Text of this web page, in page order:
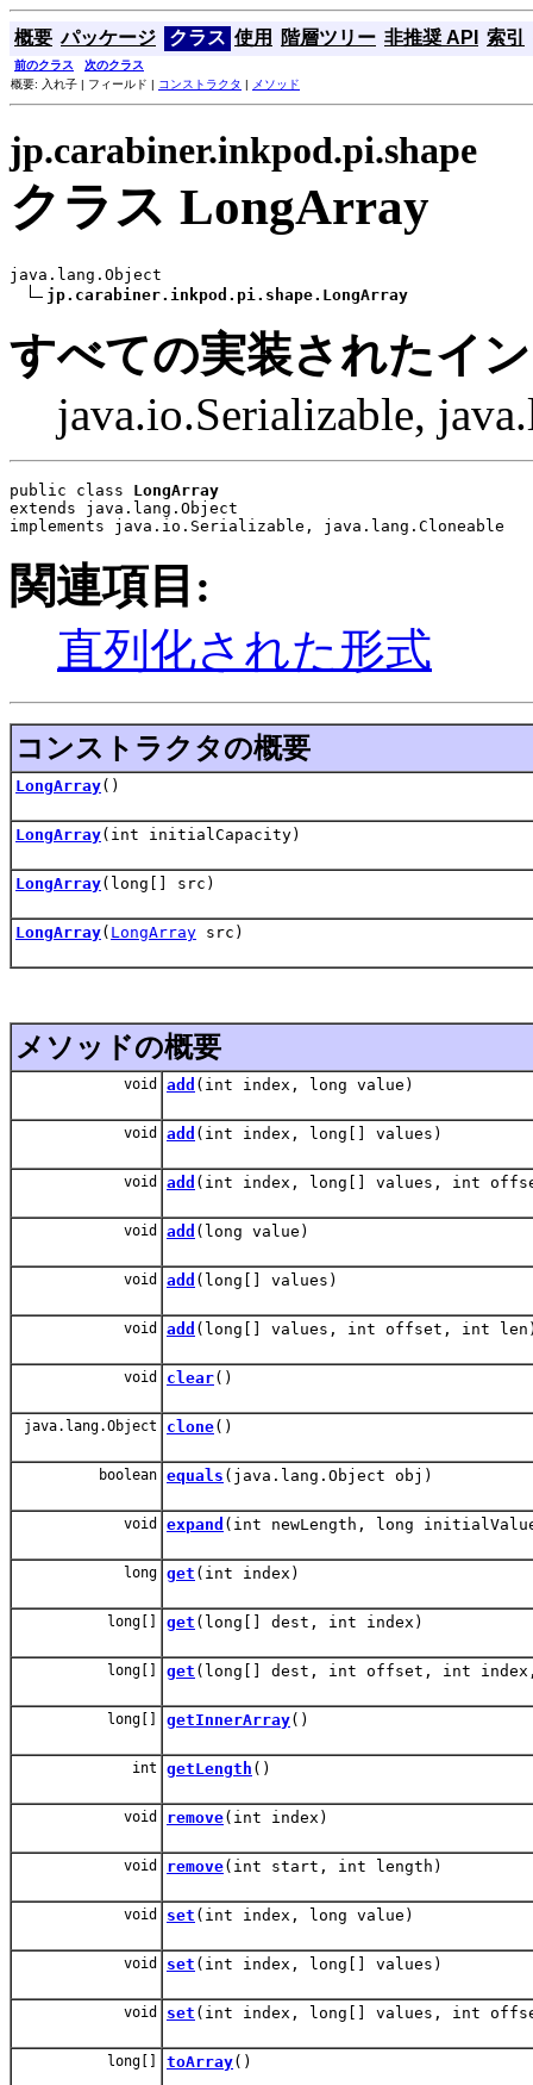
概要 パッケージ クラス 使用 階層ツリー 非推奨 API 索引
前のクラス
次のクラス
概要: 入れ子 | フィールド | コンストラクタ | メソッド
jp.carabiner.inkpod.pi.shape
クラス LongArray
java.lang.Object
jp.carabiner.inkpod.pi.shape.LongArray
すべての実装されたイ
java.io.Serializable,
public class LongArray
extends java.lang.Object
implements java.io.Serializable, java.lang.Cloneable
関連項目:
直列化された形式
コンストラクタの概要
LongArray()
LongArray(int initialCapacity)
LongArray(long[] src)
LongArray( LongArray src)
メソッドの概要
void add (int index, long value)
void add (int index, long[] values)
void add (int index, long[] values, int
void add (long value)
void add (long[] values)
void add (long[] values, int offset, int
void clear()
java.lang.Object clone()
boolean equals (java.lang.Object obj)
void expand (int newLength, long
long get (int index)
long[] get (long[] dest, int index)
long[] get (long[] dest, int offset, int
long[] getInnerArray()
int getLength ()
void remove(int index)
void remove(int start, int length)
void set (int index, long value)
void set (int index, long[] values)
void set (int index, long[] values, int
long[] toArray()